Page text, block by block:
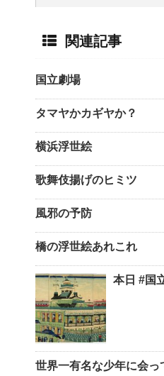
関連記事
国立劇場
タマヤかカギヤか？
横浜浮世絵
歌舞伎揚げのヒミツ
風邪の予防
橋の浮世絵あれこれ
本日 #国
世界一有名な少年に会っ